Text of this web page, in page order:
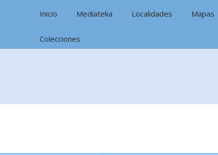
Inicio Mediateka Localidades Mapas
Colecciones